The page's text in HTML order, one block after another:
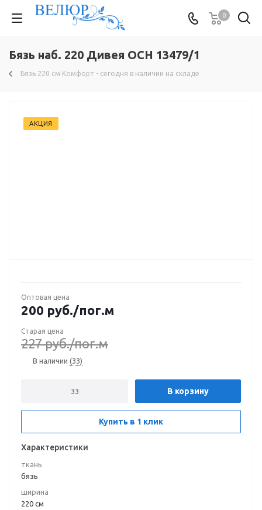
0
Бязь наб. 220 Дивея ОСН 13479/1
Бязь 220 см Комфорт - сегодня в наличии на складе
АКЦИЯ
Оптовая цена
200 руб./пог.м
Старая цена
227руб./пог.м
В наличии (33)
В корзину
Купить в 1 клик
Характеристики
ткань
бязь
ширина
220 см